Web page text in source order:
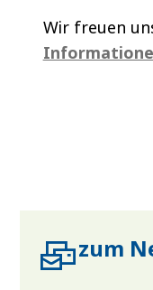
Wir freuen
zum